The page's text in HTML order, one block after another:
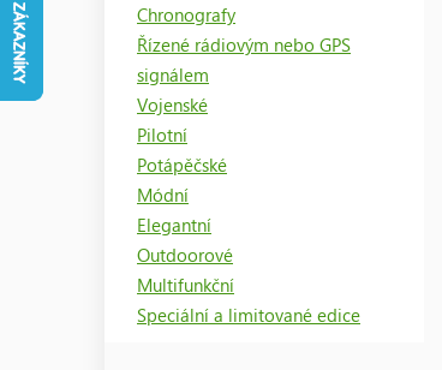
Chronografy
Řízené rádiovým nebo GPS
signálem
Vojenské
Pilotní
Potápěčské
Módní
Elegantní
Outdoorové
Multifunkční
Speciální a limitované edice